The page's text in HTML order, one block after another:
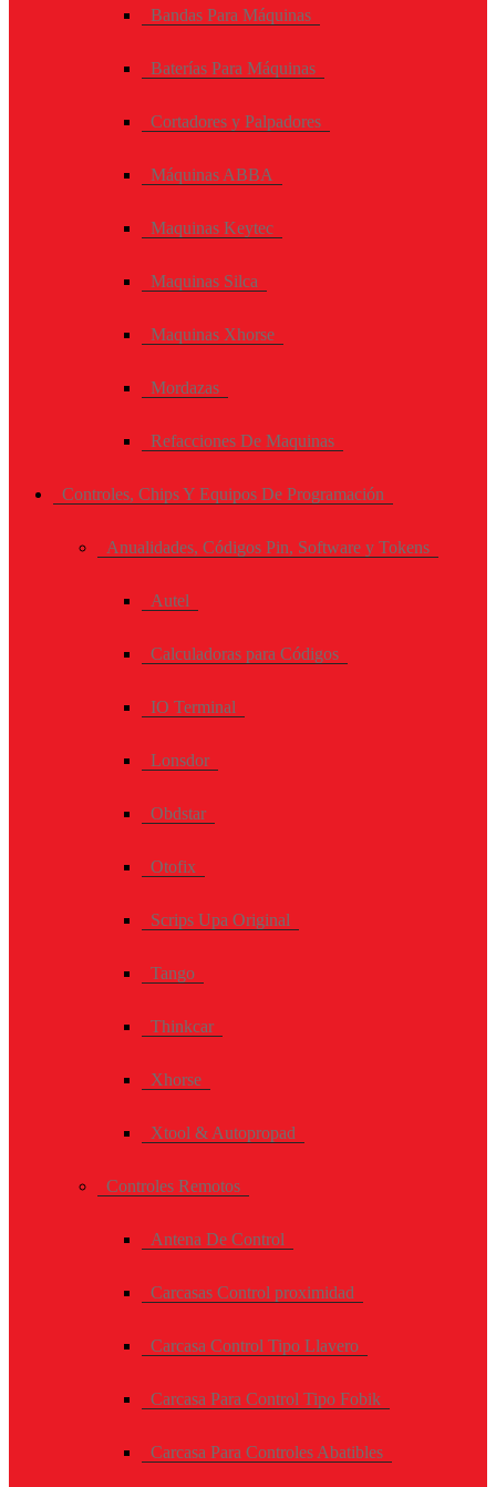
Bandas Para Máquinas
Baterías Para Máquinas
Cortadores y Palpadores
Máquinas ABBA
Maquinas Keytec
Maquinas Silca
Maquinas Xhorse
Mordazas
Refacciones De Maquinas
Controles, Chips Y Equipos De Programación
Anualidades, Códigos Pin, Software y Tokens
Autel
Calculadoras para Códigos
IO Terminal
Lonsdor
Obdstar
Otofix
Scrips Upa Original
Tango
Thinkcar
Xhorse
Xtool & Autopropad
Controles Remotos
Antena De Control
Carcasas Control proximidad
Carcasa Control Tipo Llavero
Carcasa Para Control Tipo Fobik
Carcasa Para Controles Abatibles